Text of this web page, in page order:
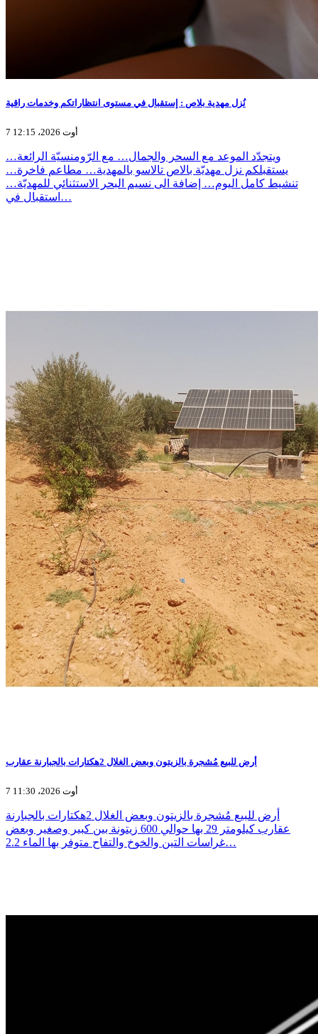
نُزل مهدية بلاص : إستقبال في مستوى انتظاراتكم وخدمات راقية
7 أوت 2026، 12:15
ويتجدّد الموعد مع السحر والجمال… مع الرّومنسيّة الرائعة…
يستقبلكم نزل مهديّة بالاص تالاسو بالمهدية… مطاعم فاخرة…
تنشيط كامل اليوم… إضافة الى نسيم البحر الاستثنائي للمهديّة…
استقبال في…
أرض للبيع مُشجرة بالزيتون وبعض الغلال 2هكتارات بالجبارنة عقارب
7 أوت 2026، 11:30
أرض للبيع مُشجرة بالزيتون وبعض الغلال 2هكتارات بالجبارنة
عقارب كيلومتر 29 بها حوالي 600 زيتونة بين كبير وصغير وبعض
غراسات التين والخوخ والتفاح متوفر بها الماء 2.2…